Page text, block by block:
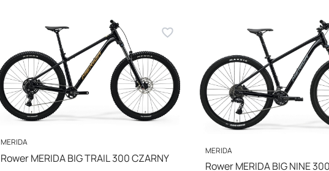
PRODUCENT
MERIDA
Rower MERIDA BIG TRAIL 300 CZARNY
PRODUCENT
MERIDA
Rower MERIDA BIG NINE